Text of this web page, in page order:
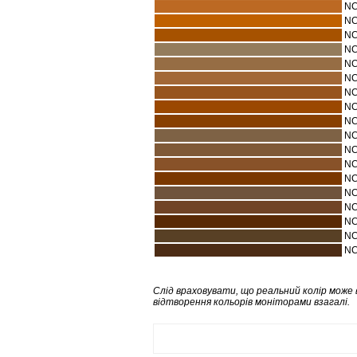
Слід враховувати, що реальний колір
відтворення кольорів моніторами взагалі.